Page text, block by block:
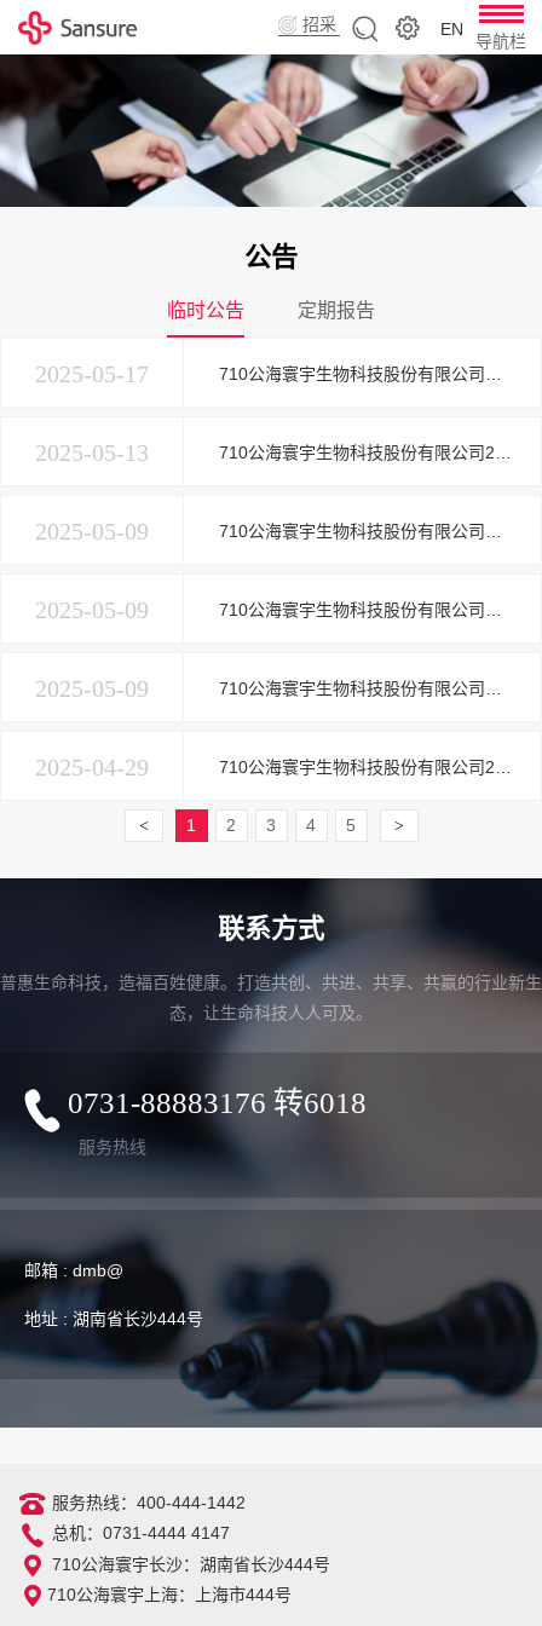
EN
招采
导航栏
公告
临时公告 定期报告
2025-05-17
2025-05-13
2025-05-09
2025-05-09
2025-05-09
2025-04-29
< 1 2 3 4 5 >
联系方式
普惠生命科技，造福百姓健康。打造共创、共进、共享、共赢的行业新生
态，让生命科技人人可及。
0731-88883176 转6018
服务热线
邮箱 : dmb@
地址 : 湖南省长沙444号
服务热线：400-444-1442
总机：0731-4444 4147
710公海寰宇长沙：湖南省长沙444号
710公海寰宇上海：上海市444号